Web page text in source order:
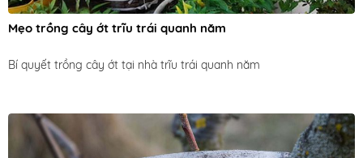
Mẹo trồng cây ớt trĩu trái quanh năm